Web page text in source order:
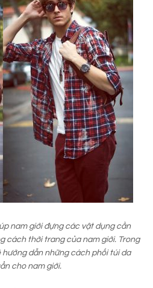
nam giới đựng các vật dụng cần
cách thời trang của nam giới. Trong
dẫn những cách phối túi da
cho nam giới.